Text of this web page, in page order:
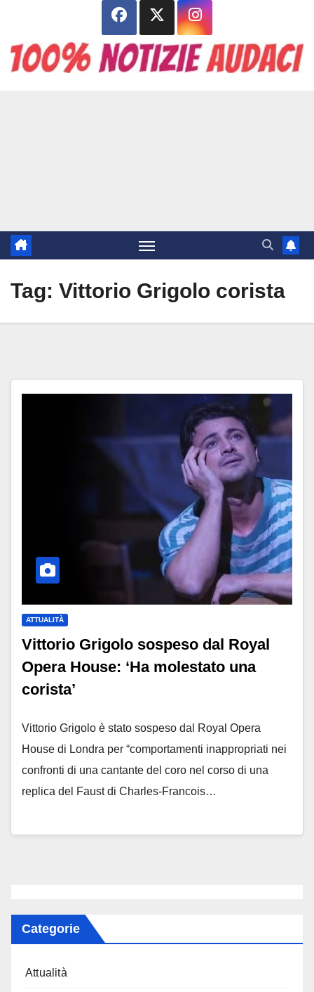
contenuto
Tag: Vittorio Grigolo corista
ATTUALITÀ
Vittorio Grigolo sospeso dal Royal
Opera House: ‘Ha molestato una
corista’
Vittorio Grigolo è stato sospeso dal Royal Opera
House di Londra per “comportamenti inappropriati nei
confronti di una cantante del coro nel corso di una
replica del Faust di Charles-Francois…
Categorie
Attualità